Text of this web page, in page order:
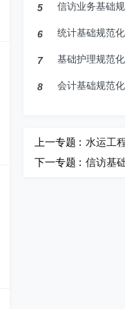
5 信访业务基础
6 统计基础规范
7 基础护理规范
8 会计基础规范
上一专题 : 水运工
下一专题 : 信访基